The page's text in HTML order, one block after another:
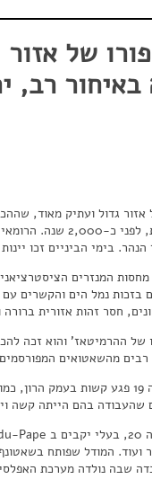
של
רב,
גדול ועתיק מאוד,
בעמק הרון כבר
בימי הביניים זכו
המנזרים
חסר זהות אזורית
מהשאטואים
משבר הפילוקסרה בסוף המאה ה 19
קשה ויקרה. בתחילת המאה ה-20
שבה נולדה מערכת